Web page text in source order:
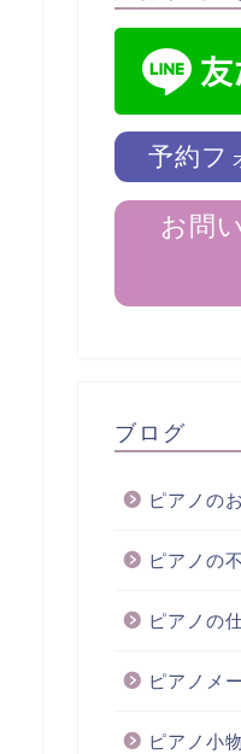
予約フ
お問
ブログ
ピアノの
ピアノの
ピアノの
ピアノメ
ピアノ小物